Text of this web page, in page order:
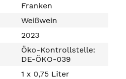
Franken
Weißwein
2023
Öko-Kontrollstelle:
DE-ÖKO-039
1 x 0,75 Liter